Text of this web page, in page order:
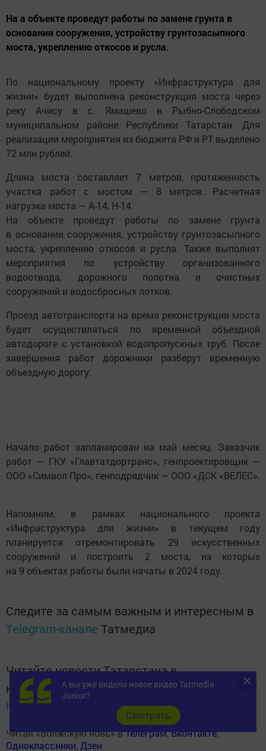
На а объекте проведут работы по замене грунта в
основании сооружения, устройству грунтозасыпного
моста, укреплению откосов и русла.
По национальному проекту «Инфраструктура для
жизни» будет выполнена реконструкция моста через
реку Ачису в с. Ямашево в Рыбно-Слободском
муниципальном районе Республики Татарстан. Для
реализации мероприятия из бюджета РФ и РТ выделено
72 млн рублей.
Длина моста составляет 7 метров, протяженность
участка работ с мостом — 8 метров. Расчетная
нагрузка моста — А-14, Н-14.
На объекте проведут работы по замене грунта
в основании сооружения, устройству грунтозасыпного
моста, укреплению откосов и русла. Также выполнят
мероприятия по устройству организованного
водоотвода, дорожного полотна и очистных
сооружений и водосбросных лотков.
Проезд автотранспорта на время реконструкции моста
будет осуществляться по временной объездной
автодороге с установкой водопропускных труб. После
завершения работ дорожники разберут временную
объездную дорогу.
Начало работ запланирован на май месяц. Заказчик
работ — ГКУ «Главтатдортранс», генпроектировщик —
ООО «Символ Про», генподрядчик — ООО «ДСК «ВЕЛЕС».
Напомним, в рамках национального проекта
«Инфраструктура для жизни» в текущем году
планируется отремонтировать 29 искусственных
сооружений и построить 2 моста, из которых
на 9 объектах работы были начаты в 2024 году.
Следите за самым важным и интересным в
Telegram-канале Татмедиа
Читайте новости Татарстана в
национальном мессенджере MАХ:
https://max.ru/tatmedia
Читай «Волжскую новь» вТелеграм,Вконтакте,
Одноклассники, Дзен
А вы уже видели новое видео Tatmedia
Junior?
Cмотреть